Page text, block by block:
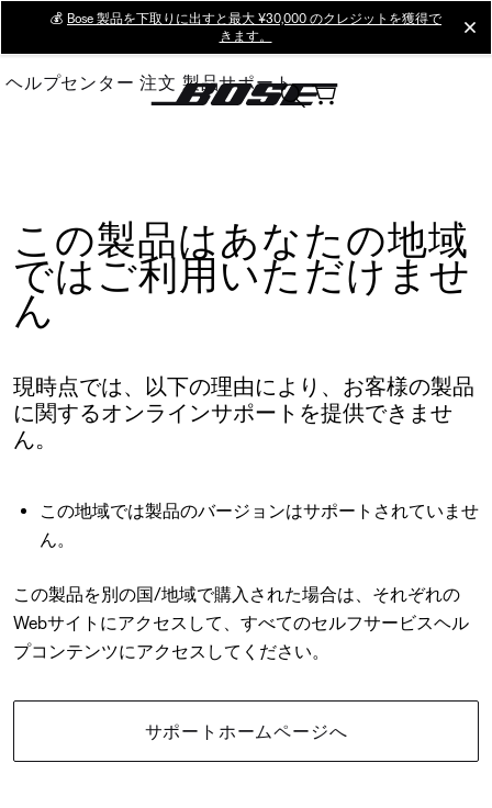
Main
💰 Bose 製品を下取りに出すと最大 ¥30,000 のクレジットを獲得で
きます。
ヘルプセンター 注文 製品サポート
この製品はあなたの地域
ではご利用いただけませ
ん
現時点では、以下の理由により、お客様の製品
に関するオンラインサポートを提供できませ
ん。
この地域では製品のバージョンはサポートされていませ
ん。
この製品を別の国/地域で購入された場合は、それぞれの
Webサイトにアクセスして、すべてのセルフサービスヘル
プコンテンツにアクセスしてください。
サポートホームページへ